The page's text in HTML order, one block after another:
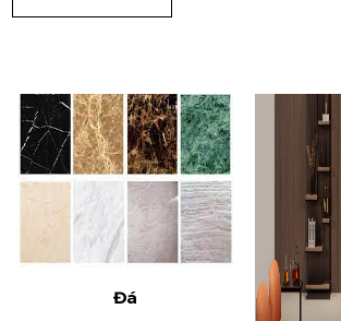
các thành viên. Vậy những yếu tố nào tạo
Đá